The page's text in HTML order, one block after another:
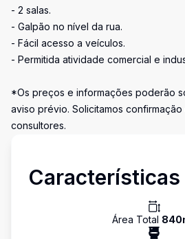
- 2 salas.
- Galpão no nível da rua.
- Fácil acesso a veículos.
- Permitida atividade comercial e
*Os preços e informações poderão
aviso prévio. Solicitamos confirmação
consultores.
Características
Área Total 840